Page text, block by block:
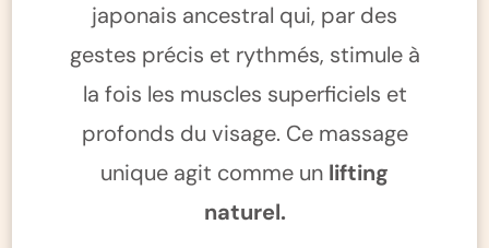
japonais ancestral qui, par des
gestes précis et rythmés, stimule à
la fois les muscles superficiels et
profonds du visage. Ce massage
unique agit comme un lifting
naturel.